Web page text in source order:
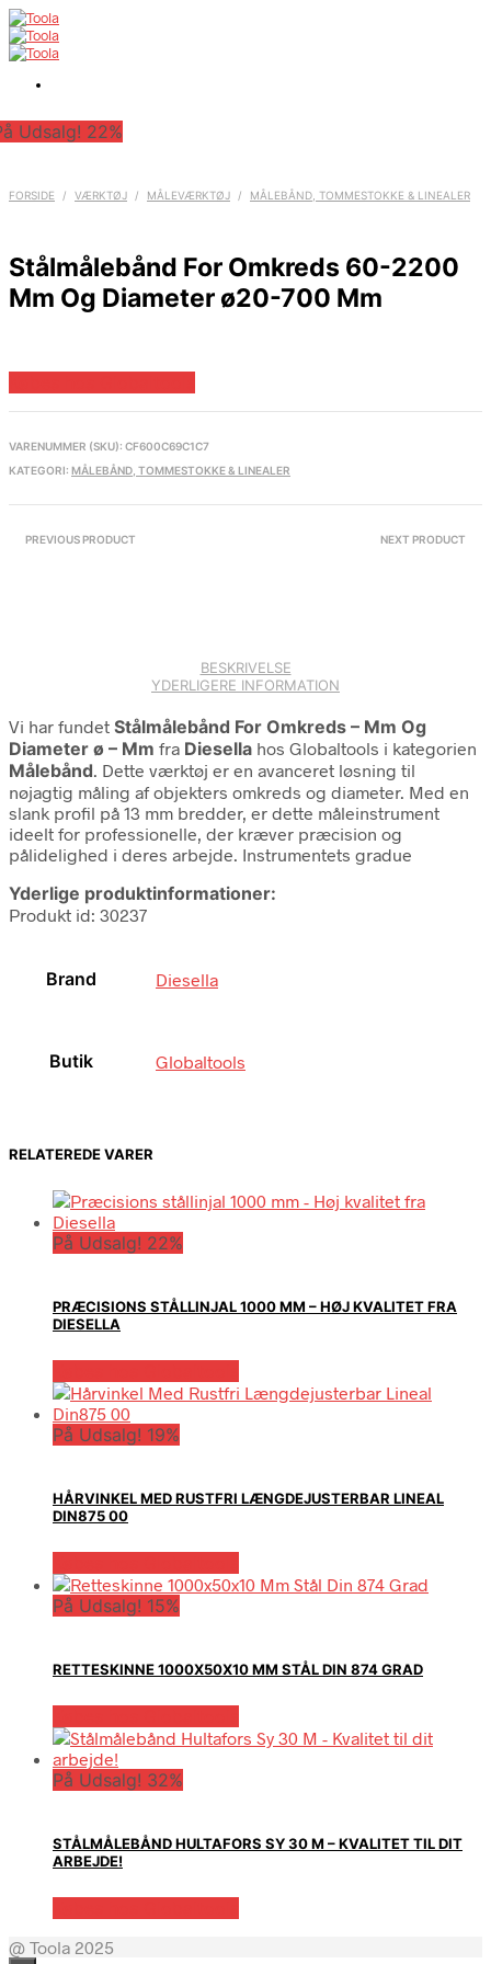
Udsalg! 22%
FORSIDE / VÆRKTØJ / MÅLEVÆRKTØJ / MÅLEBÅND, TOMMESTOKKE & LINEALER
Stålmålebånd For Omkreds 60-2200
Mm Og Diameter ø20-700 Mm
VARENUMMER (SKU): CF600C69C1C7
KATEGORI: MÅLEBÅND, TOMMESTOKKE & LINEALER
PREVIOUS PRODUCT NEXT PRODUCT
BESKRIVELSE
YDERLIGERE INFORMATION
Vi har fundet Stålmålebånd For Omkreds – Mm Og
Diameter ø – Mm fra Diesella hos Globaltools i kategorien
Målebånd. Dette værktøj er en avanceret løsning til
nøjagtig måling af objekters omkreds og diameter. Med en
slank profil på 13 mm bredder, er dette måleinstrument
ideelt for professionelle, der kræver præcision og
pålidelighed i deres arbejde. Instrumentets gradue
Yderlige produktinformationer:
Produkt id: 30237
Brand Diesella
Butik Globaltools
RELATEREDE VARER
På Udsalg! 22%
PRÆCISIONS STÅLLINJAL 1000 MM – HØJ KVALITET FRA
DIESELLA
På Udsalg! 19%
HÅRVINKEL MED RUSTFRI LÆNGDEJUSTERBAR LINEAL
DIN875 00
På Udsalg! 15%
RETTESKINNE 1000X50X10 MM STÅL DIN 874 GRAD
På Udsalg! 32%
STÅLMÅLEBÅND HULTAFORS SY 30 M – KVALITET TIL DIT
ARBEJDE!
@ Toola 2025